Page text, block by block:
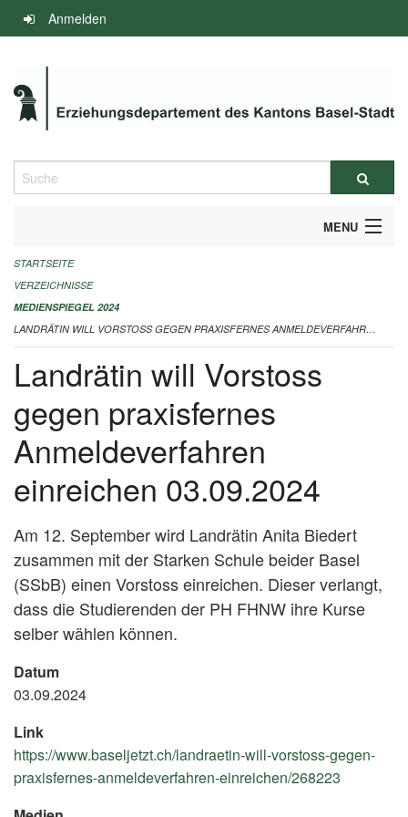
Navigation
überspringen
Anmelden
Suche
MENU
INFOS ZUM ED-MEDIENSPIEGEL
IMPRESSUM
STARTSEITE
VERZEICHNISSE
MEDIENSPIEGEL 2024
LANDRÄTIN WILL VORSTOSS GEGEN PRAXISFERNES ANMELDEVERFAHREN EINREICHEN 03.09.2024
Landrätin will Vorstoss
gegen praxisfernes
Anmeldeverfahren
einreichen 03.09.2024
Am 12. September wird Landrätin Anita Biedert
zusammen mit der Starken Schule beider Basel
(SSbB) einen Vorstoss einreichen. Dieser verlangt,
dass die Studierenden der PH FHNW ihre Kurse
selber wählen können.
Datum
03.09.2024
Link
https://www.baseljetzt.ch/landraetin-will-vorstoss-gegen-
praxisfernes-anmeldeverfahren-einreichen/268223